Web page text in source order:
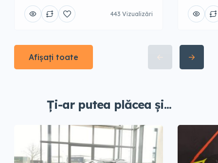
443 Vizualizări
Afișați toate
Ți-ar putea plăcea și...